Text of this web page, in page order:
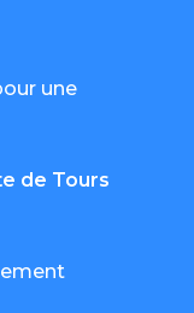
une
de Tours